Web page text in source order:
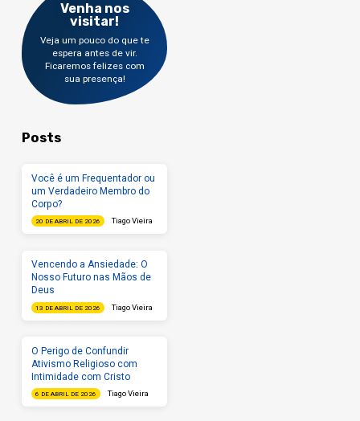
Venha nos
visitar!
Veja um pouco do que te
espera antes de vir.
Ficaremos felizes com
sua presença!
Posts
Você é um Frequentador ou
um Verdadeiro Membro do
Corpo?
20 DE ABRIL DE 2026 Tiago Vieira
Vencendo a Ansiedade: O
Nosso Futuro nas Mãos de
Deus
13 DE ABRIL DE 2026 Tiago Vieira
O Perigo de Confundir
Ativismo Religioso com
Intimidade com Cristo
6 DE ABRIL DE 2026 Tiago Vieira